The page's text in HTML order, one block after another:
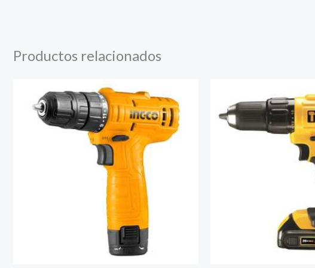
Productos relacionados